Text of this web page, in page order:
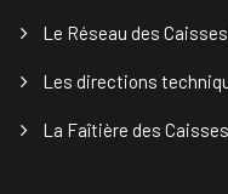
Le Réseau des
Les directions
La Faîtière des